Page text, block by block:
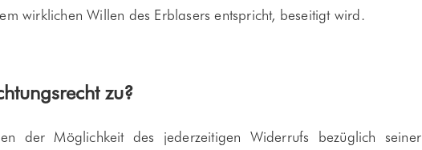
wirklichen Willen des Erblasers entspricht, beseitigt wird.
zu?
der Möglichkeit des jederzeitigen Widerrufs bezüglich seiner